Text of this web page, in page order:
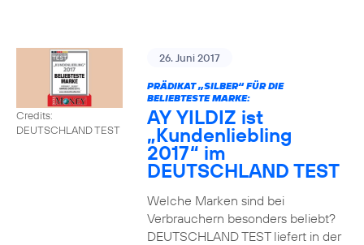
Credits:
DEUTSCHLAND TEST
26. Juni 2017
PRÄDIKAT „SILBER“ FÜR DIE
BELIEBTESTE MARKE:
AY YILDIZ ist
„Kundenliebling
2017“ im
DEUTSCHLAND TEST
Welche Marken sind bei
Verbrauchern besonders beliebt?
DEUTSCHLAND TEST liefert in der